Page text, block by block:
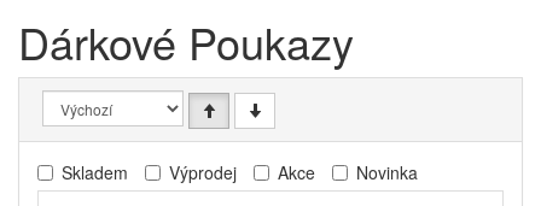
Dárkové Poukazy
Skladem Výprodej Akce Novinka